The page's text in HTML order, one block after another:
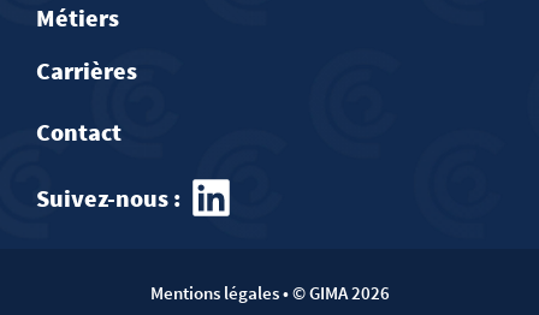
Métiers
Carrières
Contact
Suivez-nous :​
Mentions légales• © GIMA 2026